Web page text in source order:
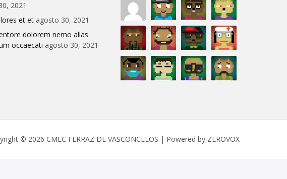
2021
et et agosto 30, 2021
dolorem nemo alias
occaecati agosto 30, 2021
© 2026 CMEC FERRAZ DE VASCONCELOS | Powered by ZEROVOX